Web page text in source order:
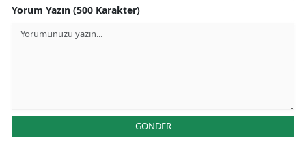
Yorum Yazın (500 Karakter)
GÖNDER